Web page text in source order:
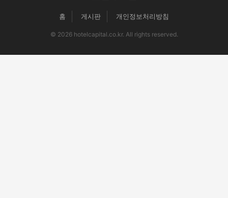
홈 게시판 개인정보처리방침
© 2026 hotelcapital.co.kr. All rights reserved.